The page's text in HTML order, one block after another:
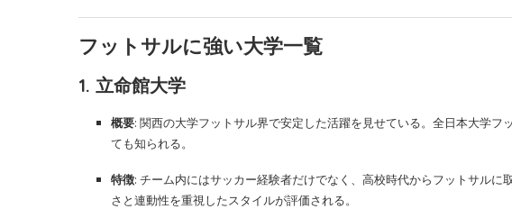
フットサルに強い大学一覧
1. 立命館大学
概要: 関西の大学フットサル界で安定した活躍を見せている。全日本大学フ
ても知られる。
特徴: チーム内にはサッカー経験者だけでなく、高校時代からフットサル
さと連動性を重視したスタイルが評価される。